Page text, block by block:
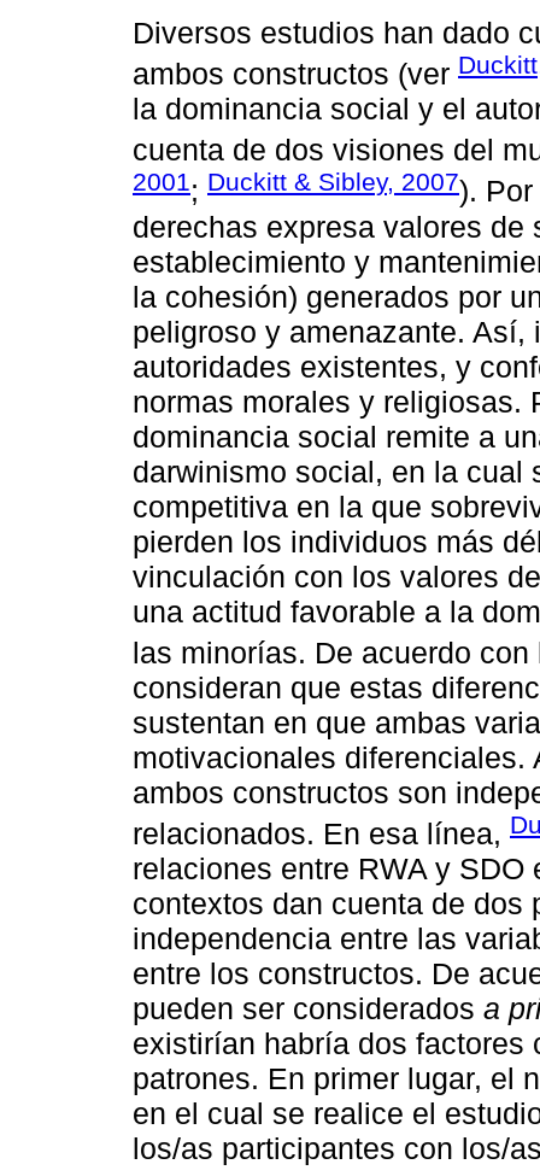
Diversos estudios han dado
ambos constructos (ver
la dominancia social y el
cuenta de dos visiones del
2001; Duckitt & Sibley, 2007).
derechas expresa valores
establecimiento y
la cohesión) generados por
peligroso y amenazante.
autoridades existentes, y
normas morales y religiosas.
dominancia social remite a
darwinismo social, en la cual
competitiva en la que
pierden los individuos más
vinculación con los valores
una actitud favorable a la
las minorías. De acuerdo
consideran que estas
sustentan en que ambas
motivacionales
ambos constructos son
relacionados. En esa línea,
relaciones entre RWA y
contextos dan cuenta de dos
independencia entre las
entre los constructos. De
pueden ser considerados a
existirían habría dos factores
patrones. En primer lugar, el
en el cual se realice el
los/as participantes con los/